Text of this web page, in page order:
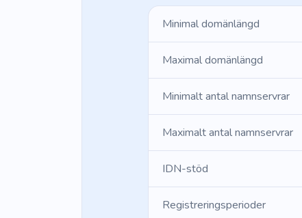
Minimal domänlängd
Maximal domänlängd
Minimalt antal namnservrar
Maximalt antal namnservrar
IDN-stöd
Registreringsperioder